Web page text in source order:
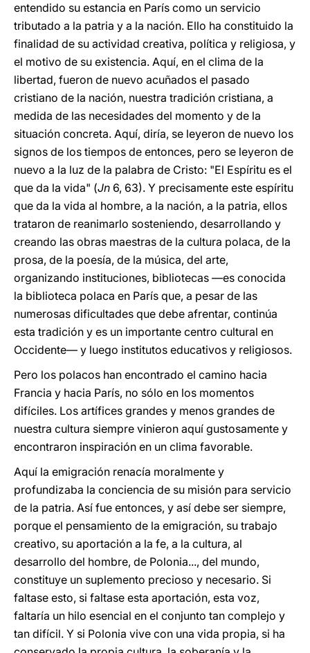
entendido su estancia en París como un servicio
tributado a la patria y a la nación. Ello ha constituido la
finalidad de su actividad creativa, política y religiosa, y
el motivo de su existencia. Aquí, en el clima de la
libertad, fueron de nuevo acuñados el pasado
cristiano de la nación, nuestra tradición cristiana, a
medida de las necesidades del momento y de la
situación concreta. Aquí, diría, se leyeron de nuevo los
signos de los tiempos de entonces, pero se leyeron de
nuevo a la luz de la palabra de Cristo: "El Espíritu es el
que da la vida" (Jn 6, 63). Y precisamente este espíritu
que da la vida al hombre, a la nación, a la patria, ellos
trataron de reanimarlo sosteniendo, desarrollando y
creando las obras maestras de la cultura polaca, de la
prosa, de la poesía, de la música, del arte,
organizando instituciones, bibliotecas —es conocida
la biblioteca polaca en París que, a pesar de las
numerosas dificultades que debe afrentar, continúa
esta tradición y es un importante centro cultural en
Occidente— y luego institutos educativos y religiosos.
Pero los polacos han encontrado el camino hacia
Francia y hacia París, no sólo en los momentos
difíciles. Los artífices grandes y menos grandes de
nuestra cultura siempre vinieron aquí gustosamente y
encontraron inspiración en un clima favorable.
Aquí la emigración renacía moralmente y
profundizaba la conciencia de su misión para servicio
de la patria. Así fue entonces, y así debe ser siempre,
porque el pensamiento de la emigración, su trabajo
creativo, su aportación a la fe, a la cultura, al
desarrollo del hombre, de Polonia..., del mundo,
constituye un suplemento precioso y necesario. Si
faltase esto, si faltase esta aportación, esta voz,
faltaría un hilo esencial en el conjunto tan complejo y
tan difícil. Y si Polonia vive con una vida propia, si ha